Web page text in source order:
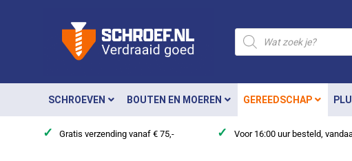
Producten
zoeken
SCHROEVEN BOUTEN EN MOEREN GEREEDSCHAP
✓ Gratis verzending vanaf € 75,- ✓ Voor 16:00 uur besteld,